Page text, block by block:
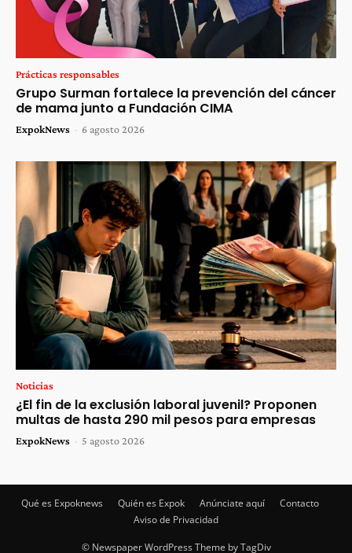
Prácticas responsables
Grupo Surman fortalece la prevención del cáncer
de mama junto a Fundación CIMA
ExpokNews - 6 agosto 2026
Noticias
¿El fin de la exclusión laboral juvenil? Proponen
multas de hasta 290 mil pesos para empresas
ExpokNews - 5 agosto 2026
Qué es Expoknews Quién es Expok Anúnciate aquí
Contacto
Aviso de Privacidad
© Newspaper WordPress Theme by TagDiv